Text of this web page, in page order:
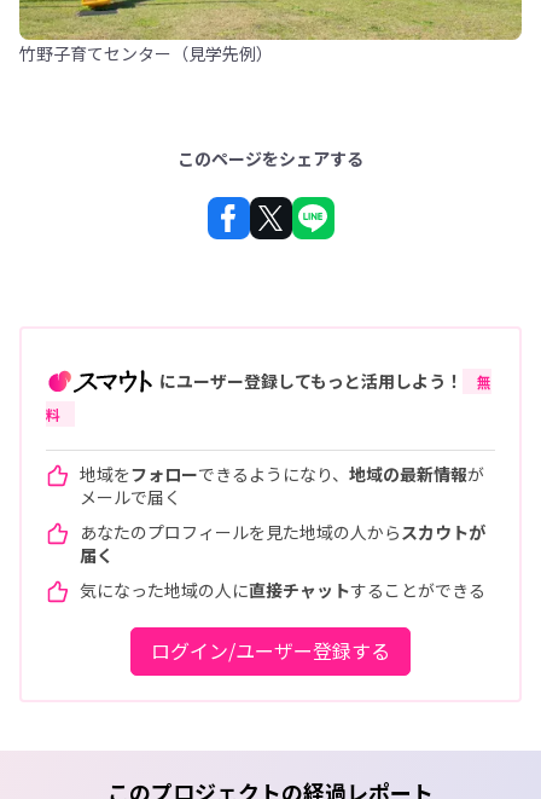
竹野子育てセンター（見学先例）
このページをシェアする
にユーザー登録してもっと活用しよう！
無
料
地域をフォローできるようになり、 地域の最新情報が
メールで届く
あなたのプロフィールを見た地域の人から スカウトが
届く
気になった地域の人に直接チャットすることができる
ログイン/ユーザー登録する
このプロジェクトの経過レポート